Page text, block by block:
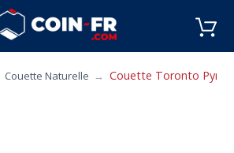
CUISINE MOBILIER
Couette Naturelle Couette Toronto